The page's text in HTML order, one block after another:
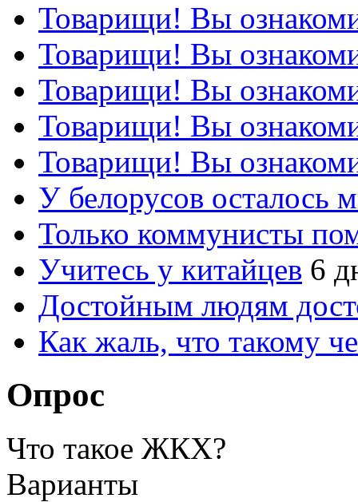
Товарищи! Вы
Товарищи! Вы
Товарищи! Вы
Товарищи! Вы
Товарищи! Вы
У белорусов осталось
Только коммунисты
Учитесь у китайцев 6
Достойным людям
Как жаль, что такому
Опрос
Что такое ЖКХ?
Варианты